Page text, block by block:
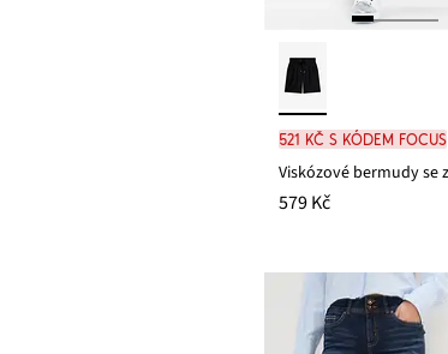
521 Kč s kódem FOCUS
579 Kč